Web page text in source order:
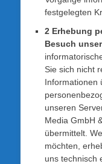
festgelegten
2 Erhebung
Besuch
Sie sich nicht
Informationen
unseren
Media GmbH
übermittelt.
möchten,
uns technisch